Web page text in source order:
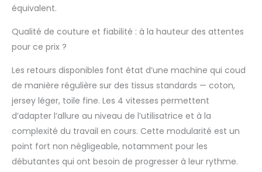
une fonction d'enfilage
au travail, en particulier
pour les débutants.
Grâce à cette solution,
l'enfilage est rapide et
précis, ce qui permet
d'économiser du
temps et minimise le
risque d'erreur. Cette
fonctionnalité pratique
équivalent.
Qualité de couture et fiabilité : à la hauteur des attentes
pour ce prix ?
Les retours disponibles font état d’une machine qui coud
de manière régulière sur des tissus standards — coton,
jersey léger, toile fine. Les 4 vitesses permettent
d’adapter l’allure au niveau de l’utilisatrice et à la
complexité du travail en cours. Cette modularité est un
point fort non négligeable, notamment pour les
débutantes qui ont besoin de progresser à leur rythme.